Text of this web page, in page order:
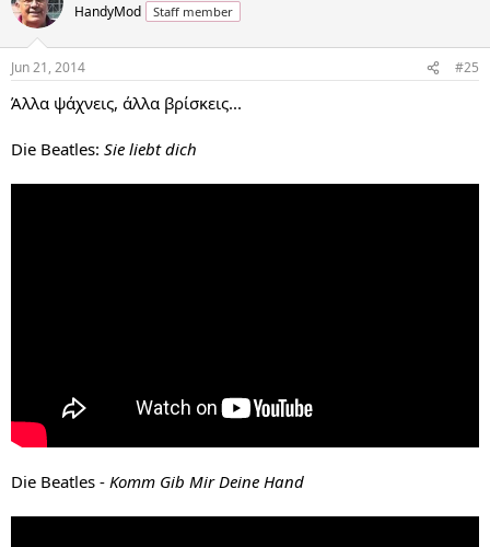
HandyMod Staff member
Jun 21, 2014 #25
Άλλα ψάχνεις, άλλα βρίσκεις...
Die Beatles: Sie liebt dich
Die Beatles - Komm Gib Mir Deine Hand